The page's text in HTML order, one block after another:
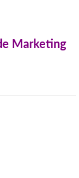
Marketing